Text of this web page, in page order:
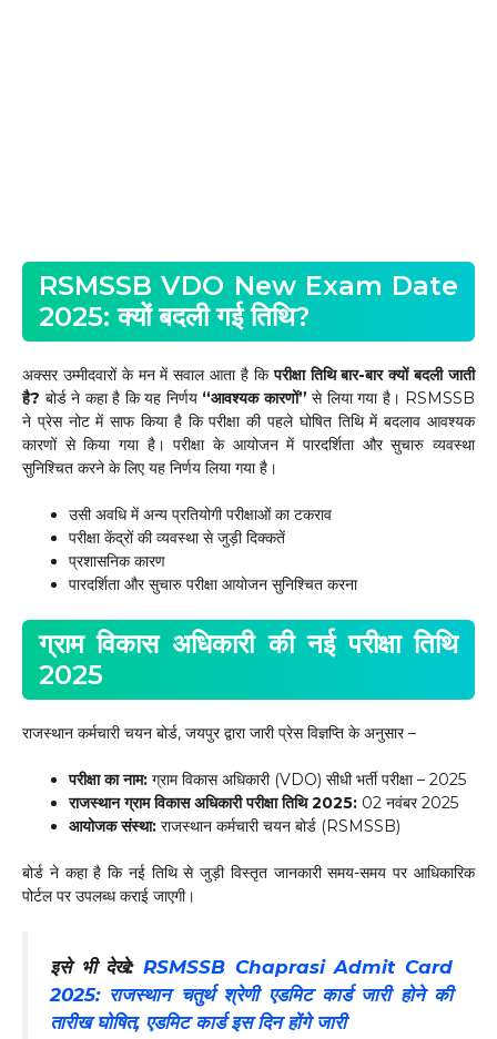
RSMSSB VDO New Exam Date
2025: क्यों बदली गई तिथि?
अक्सर उम्मीदवारों के मन में सवाल आता है किपरीक्षा तिथि बार-बार क्यों बदली जाती
है? बोर्ड ने कहा है कि यह निर्णय “आवश्यक कारणों” से लिया गया है। RSMSSB
ने प्रेस नोट में साफ किया है कि परीक्षा की पहले घोषित तिथि में बदलाव आवश्यक
कारणों से किया गया है। परीक्षा के आयोजन में पारदर्शिता और सुचारु व्यवस्था
सुनिश्चित करने के लिए यह निर्णय लिया गया है।
उसी अवधि में अन्य प्रतियोगी परीक्षाओं का टकराव
परीक्षा केंद्रों की व्यवस्था से जुड़ी दिक्कतें
प्रशासनिक कारण
पारदर्शिता और सुचारु परीक्षा आयोजन सुनिश्चित करना
ग्राम विकास अधिकारी की नई परीक्षा तिथि
2025
राजस्थान कर्मचारी चयन बोर्ड, जयपुर द्वारा जारी प्रेस विज्ञप्ति के अनुसार –
परीक्षा का नाम: ग्राम विकास अधिकारी (VDO) सीधी भर्ती परीक्षा – 2025
राजस्थान ग्राम विकास अधिकारी परीक्षा तिथि 2025: 02 नवंबर 2025
आयोजक संस्था: राजस्थान कर्मचारी चयन बोर्ड (RSMSSB)
बोर्ड ने कहा है कि नई तिथि से जुड़ी विस्तृत जानकारी समय-समय पर आधिकारिक
पोर्टल पर उपलब्ध कराई जाएगी।
इसे भी देखे: RSMSSB Chaprasi Admit Card
2025: राजस्थान चतुर्थ श्रेणी एडमिट कार्ड जारी होने की
तारीख घोषित, एडमिट कार्ड इस दिन होंगे जारी